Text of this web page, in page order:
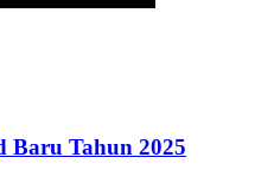
Baru Tahun 2025